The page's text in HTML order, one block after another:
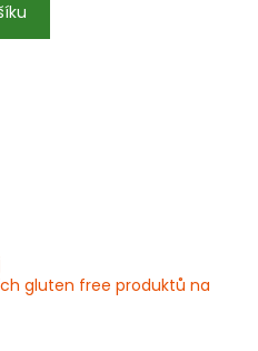
gluten free produktů na